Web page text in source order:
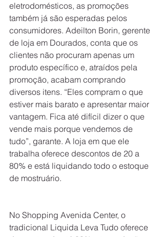
eletrodomésticos, as promoções
também já são esperadas pelos
consumidores. Adeilton Borin, gerente
de loja em Dourados, conta que os
clientes não procuram apenas um
produto específico e, atraídos pela
promoção, acabam comprando
diversos itens. “Eles compram o que
estiver mais barato e apresentar maior
vantagem. Fica até difícil dizer o que
vende mais porque vendemos de
tudo”, garante. A loja em que ele
trabalha oferece descontos de 20 a
80% e está liquidando todo o estoque
de mostruário.
No Shopping Avenida Center, o
tradicional Liquida Leva Tudo oferece